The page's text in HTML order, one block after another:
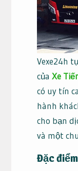
Vexe24h
của Xe
có uy tín
hành
cho bạn
và một
Đặc